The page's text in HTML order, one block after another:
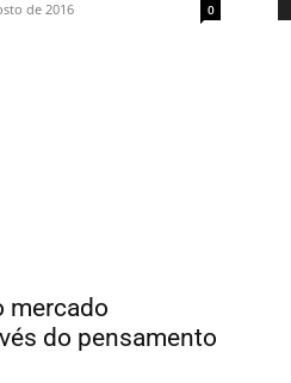
de 2016 0
mercado
do pensamento